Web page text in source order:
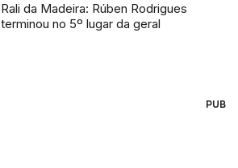
Rali da Madeira: Rúben Rodrigues
terminou no 5º lugar da geral
PUB